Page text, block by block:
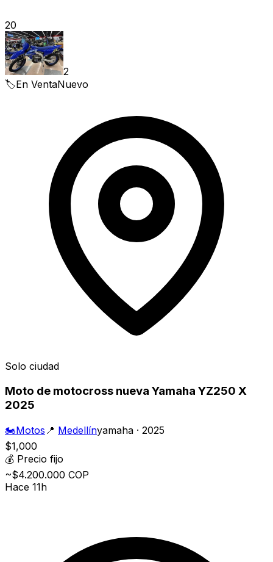
20
2
🏷️En VentaNuevo
Solo ciudad
Moto de motocross nueva Yamaha YZ250 X
2025
🏍️Motos 📍 Medellínyamaha · 2025
$1,000
💰 Precio fijo
~$4.200.000 COP
Hace 11h